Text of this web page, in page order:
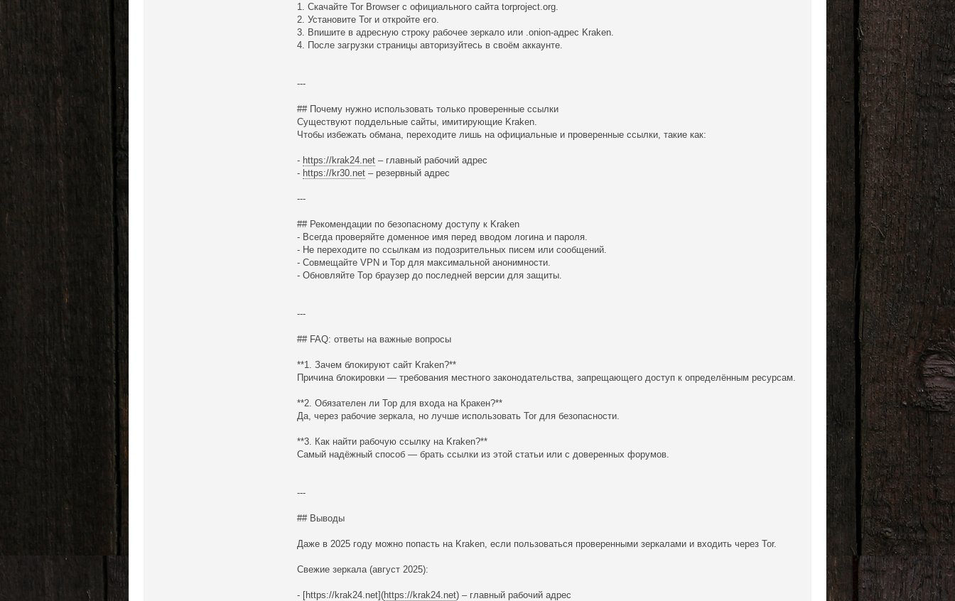
1. Скачайте Tor Browser с официального сайта torproject.org.
2. Установите Tor и откройте его.
3. Впишите в адресную строку рабочее зеркало или .onion-адрес Kraken.
4. После загрузки страницы авторизуйтесь в своём аккаунте.
---
## Почему нужно использовать только проверенные ссылки
Существуют поддельные сайты, имитирующие Kraken.
Чтобы избежать обмана, переходите лишь на официальные и проверенные ссылки, такие как:
- https://krak24.net – главный рабочий адрес
- https://kr30.net – резервный адрес
---
## Рекомендации по безопасному доступу к Kraken
- Всегда проверяйте доменное имя перед вводом логина и пароля.
- Не переходите по ссылкам из подозрительных писем или сообщений.
- Совмещайте VPN и Тор для максимальной анонимности.
- Обновляйте Тор браузер до последней версии для защиты.
---
## FAQ: ответы на важные вопросы
**1. Зачем блокируют сайт Kraken?**
Причина блокировки — требования местного законодательства, запрещающего доступ к определённым ресурсам.
**2. Обязателен ли Тор для входа на Кракен?**
Да, через рабочие зеркала, но лучше использовать Tor для безопасности.
**3. Как найти рабочую ссылку на Kraken?**
Самый надёжный способ — брать ссылки из этой статьи или с доверенных форумов.
---
## Выводы
Даже в 2025 году можно попасть на Kraken, если пользоваться проверенными зеркалами и входить через Tor.
Свежие зеркала (август 2025):
- [https://krak24.net](https://krak24.net) – главный рабочий адрес